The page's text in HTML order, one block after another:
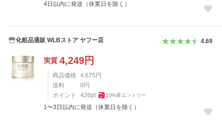
4日以内に発送（休業日を除く）
化粧品通販 WLBストア ヤフー店 4.69
実質 4,249円
商品価格 4,675 円
送料
0 円
ポイント
426pt 10%要エントリー
1〜3日以内に発送（休業日を除く）